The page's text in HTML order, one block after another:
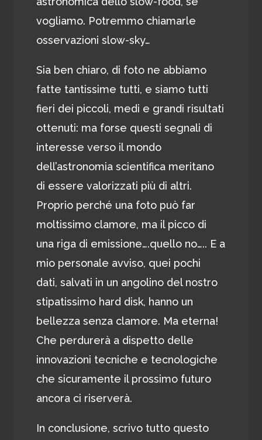
vogliamo. Potremmo chiamarle
osservazioni slow-sky…
Sia ben chiaro, di foto ne abbiamo
fatte tantissime tutti, e siamo tutti
fieri dei piccoli, medi e grandi risultati
ottenuti: ma forse questi segnali di
interesse verso il mondo
dell’astronomia scientifica meritano
di essere valorizzati più di altri.
Proprio perché una foto può far
moltissimo clamore, ma il picco di
una riga di emissione….quello no….. E a
mio personale avviso, quei pochi
dati, salvati in un angolino del nostro
stipatissimo hard disk, hanno un
bellezza senza clamore. Ma eterna!
Che perdurerà a dispetto delle
innovazioni tecniche e tecnologiche
che sicuramente il prossimo futuro
ancora ci riserverà.
In conclusione, scrivo tutto questo